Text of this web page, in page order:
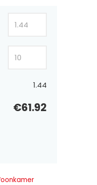
1.44
€61.92